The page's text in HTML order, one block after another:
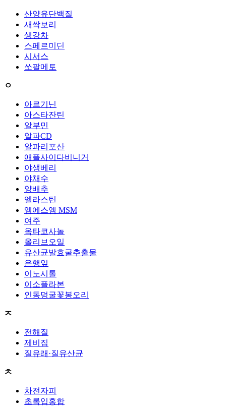
산양유단백질
새싹보리
생강차
스페르미딘
시서스
쏘팔메토
ㅇ
아르기닌
아스타잔틴
알부민
알파CD
알파리포산
애플사이다비니거
야생베리
야채수
양배추
엘라스틴
엠에스엠 MSM
여주
옥타코사놀
올리브오일
유산균발효굴추출물
은행잎
이노시톨
이소플라본
인동덩굴꽃봉오리
ㅈ
전해질
제비집
질유래·질유산균
ㅊ
차전자피
초록입홍합